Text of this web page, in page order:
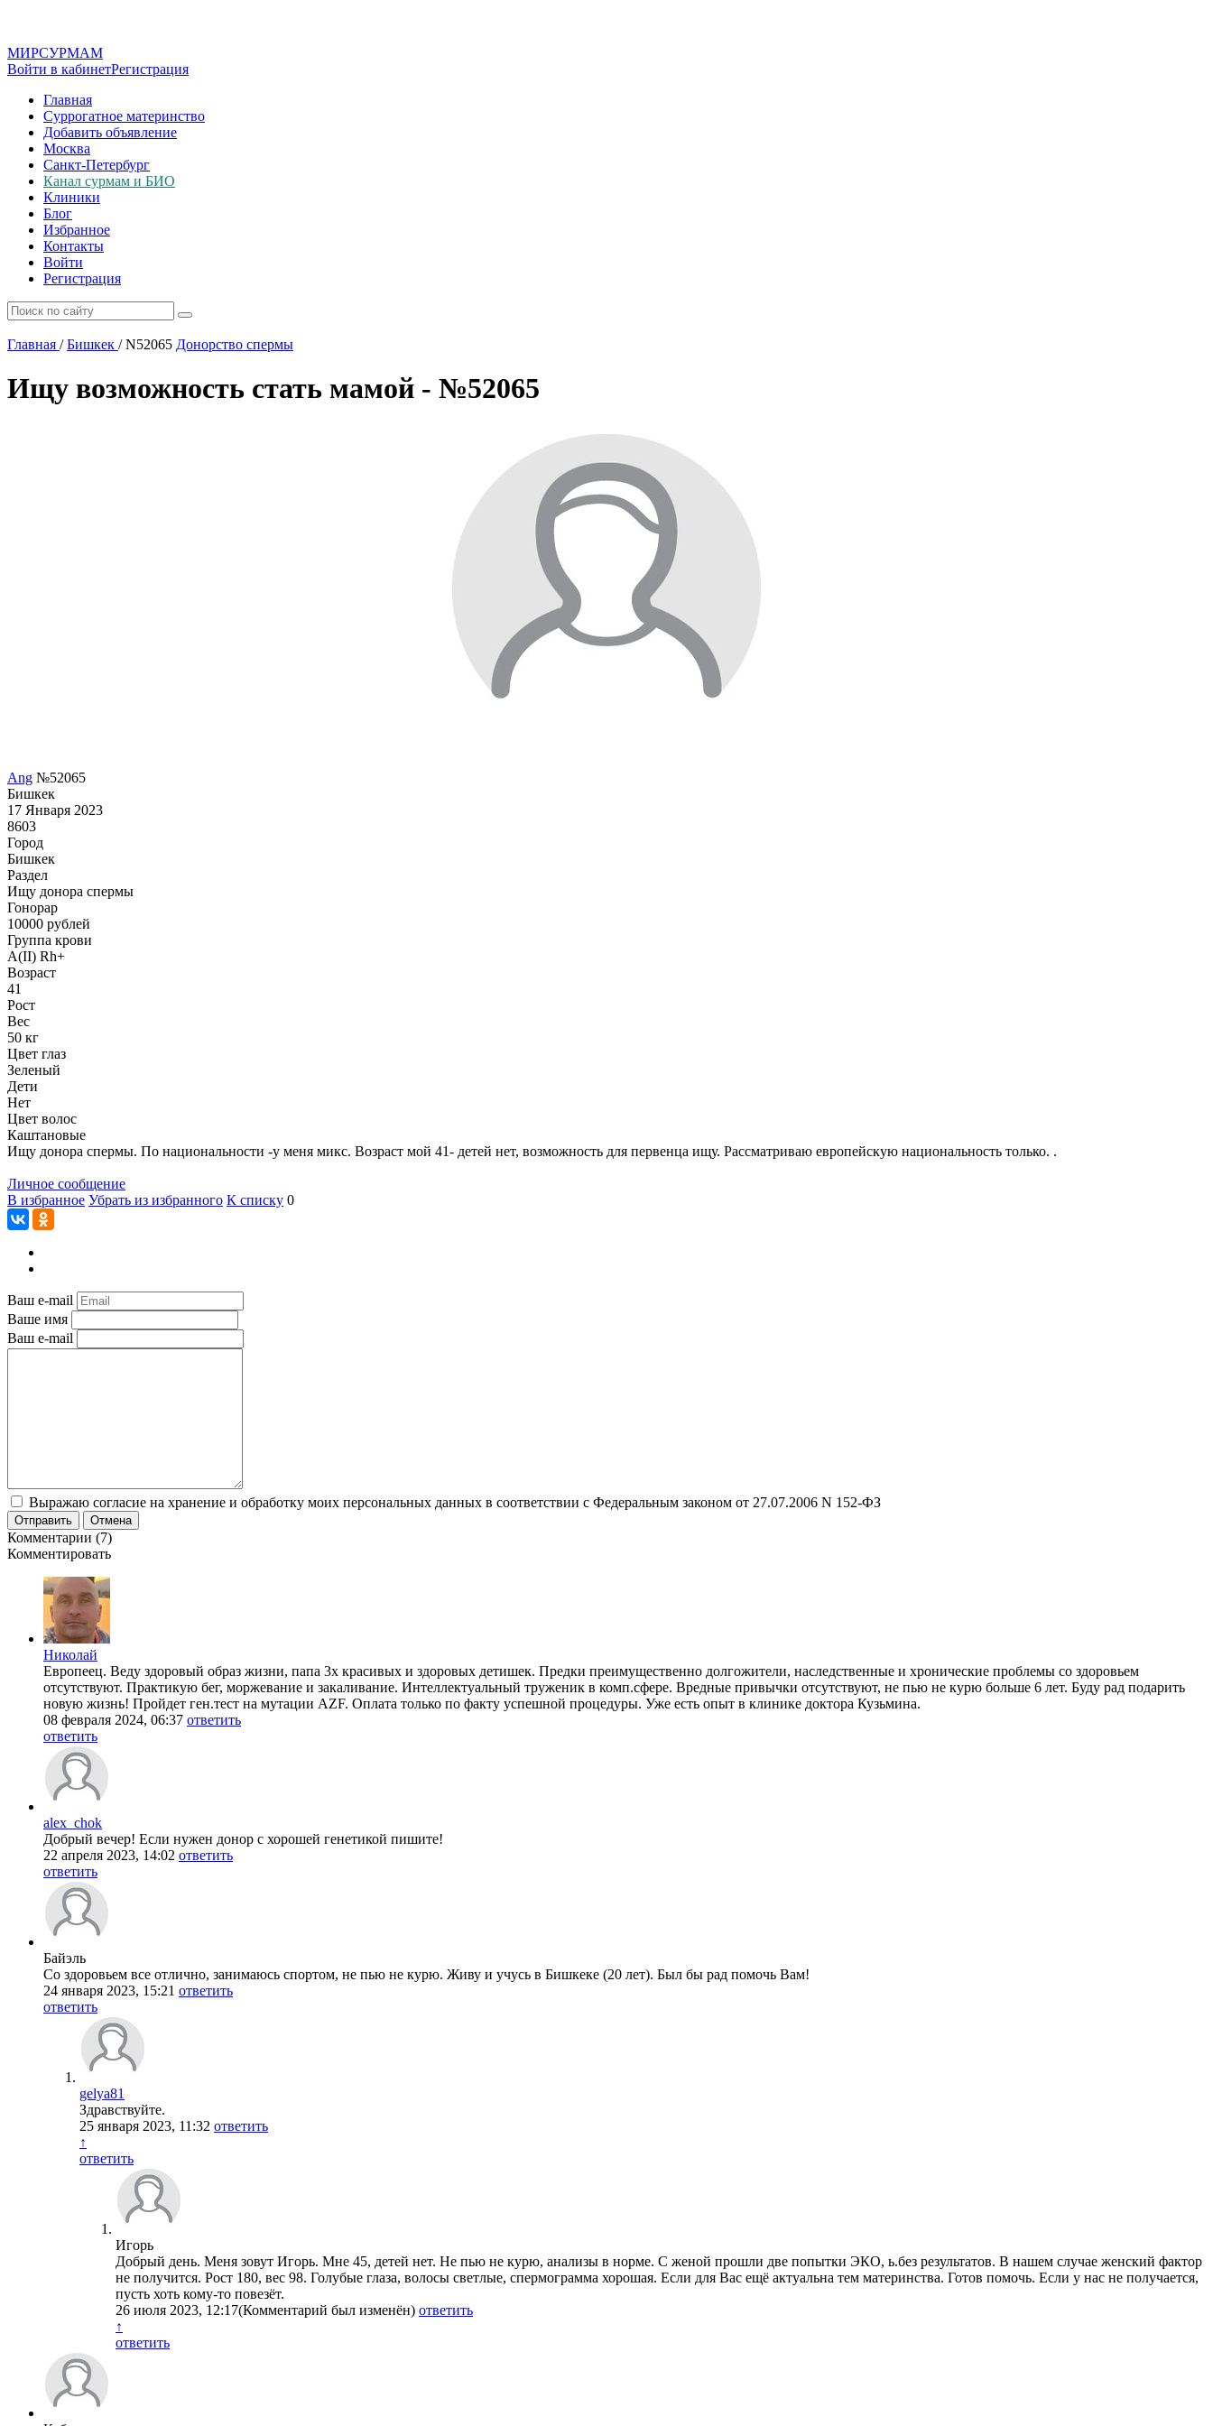
МИРСУРМАМ
Войти в кабинетРегистрация
Главная
Суррогатное материнство
Добавить объявление
Москва
Санкт-Петербург
Канал сурмам и БИО
Клиники
Блог
Избранное
Контакты
Войти
Регистрация
Главная / Бишкек /N52065 Донорство спермы
Ищу возможность стать мамой - №52065
Ang №52065
Бишкек
17 Января 2023
8603
Город
Бишкек
Раздел
Ищу донора спермы
Гонoрар
10000 рублей
Группа крови
A(II) Rh+
Возраст
41
Рост
Вес
50 кг
Цвет глаз
Зеленый
Дети
Нет
Цвет волос
Каштановые
Ищу донора спермы. По национальности -у меня микс. Возраст мой 41- детей нет, возможность для первенца ищу. Рассматриваю европейскую национальность только. .
Личное сообщение
В избранное Убрать из избранного К списку 0
Ваш e-mail
Ваше имя
Ваш e-mail
Выражаю согласие на хранение и обработку моих персональных данных в соответствии с Федеральным законом от 27.07.2006 N 152-ФЗ
Отправить Отмена
Комментарии (7)
Комментировать
Николай
Европеец. Веду здоровый образ жизни, папа 3х красивых и здоровых детишек. Предки преимущественно долгожители, наследственные и хронические проблемы со здоровьем
отсутствуют. Практикую бег, моржевание и закаливание. Интеллектуальный труженик в комп.сфере. Вредные привычки отсутствуют, не пью не курю больше 6 лет. Буду рад подарить
новую жизнь! Пройдет ген.тест на мутации AZF. Оплата только по факту успешной процедуры. Уже есть опыт в клинике доктора Кузьмина.
08 февраля 2024, 06:37 ответить
ответить
alex_chok
Добрый вечер! Если нужен донор с хорошей генетикой пишите!
22 апреля 2023, 14:02 ответить
ответить
Байэль
Со здоровьем все отлично, занимаюсь спортом, не пью не курю. Живу и учусь в Бишкеке (20 лет). Был бы рад помочь Вам!
24 января 2023, 15:21 ответить
ответить
gelya81
Здравствуйте.
25 января 2023, 11:32 ответить
↑
ответить
Игорь
Добрый день. Меня зовут Игорь. Мне 45, детей нет. Не пью не курю, анализы в норме. С женой прошли две попытки ЭКО, ь.без результатов. В нашем случае женский фактор
не получится. Рост 180, вес 98. Голубые глаза, волосы светлые, спермограмма хорошая. Если для Вас ещё актуальна тем материнства. Готов помочь. Если у нас не получается,
пусть хоть кому-то повезёт.
26 июля 2023, 12:17(Комментарий был изменён) ответить
↑
ответить